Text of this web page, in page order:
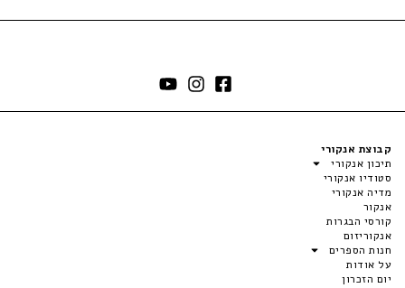
קבוצת אנקורי
תיכון אנקורי
סטודיו אנקורי
מדיה אנקורי
אנקור
קורסי הבגרות
אנקוריזום
חנות הספרים
על אודות
יום הזכרון